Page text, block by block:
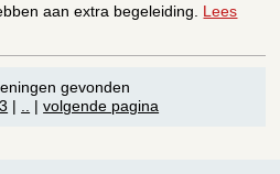
aan extra begeleiding. Lees
gevonden
3 | |volgende pagina